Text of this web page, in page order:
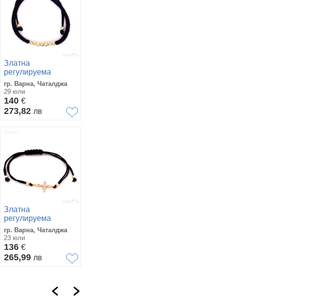
Златна
регулируема
гривна 1,24гр. 14кр.
проба:585
модел:33641-6
гр. Варна, Чаталджа
29 юли
140 €
273,82 лв
Златна
регулируема
гривна 1,20гр. 14кр.
проба:585
модел:36279-6
гр. Варна, Чаталджа
23 юли
136 €
265,99 лв